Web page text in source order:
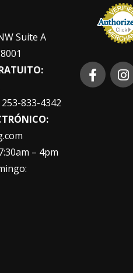
Suite A
253-833-4342
– 4pm